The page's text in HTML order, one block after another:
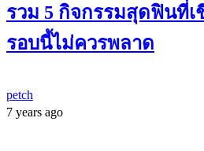
รวม 5 กิจกรรมสุดฟินที่เ
รอบนี้ไม่ควรพลาด
petch
7 years ago